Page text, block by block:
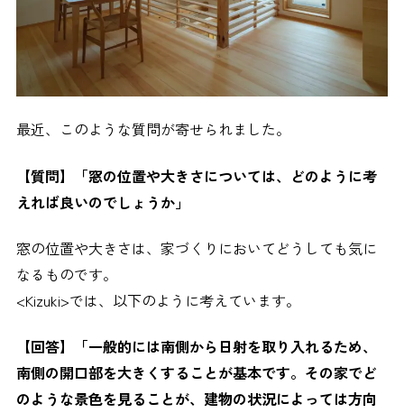
最近、このような質問が寄せられました。
【質問】「窓の位置や大きさについては、どのように考
えれば良いのでしょうか」
窓の位置や大きさは、家づくりにおいてどうしても気に
なるものです。
<Kizuki>では、以下のように考えています。
【回答】「一般的には南側から日射を取り入れるため、
南側の開口部を大きくすることが基本です。その家でど
のような景色を見ることが、建物の状況によっては方向